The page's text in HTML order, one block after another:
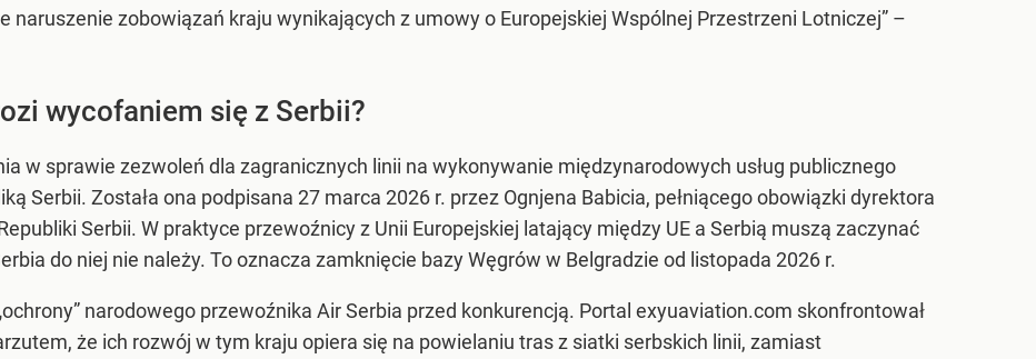
naruszenie zobowiązań kraju wynikających z umowy o Europejskiej Wspólnej Przestrzeni Lotniczej” –
wycofaniem się z Serbii?
w sprawie zezwoleń dla zagranicznych linii na wykonywanie międzynarodowych usług publicznego
Serbii. Została ona podpisana 27 marca 2026 r. przez Ognjena Babicia, pełniącego obowiązki dyrektora
Serbii. W praktyce przewoźnicy z Unii Europejskiej latający między UE a Serbią muszą zaczynać
do niej nie należy. To oznacza zamknięcie bazy Węgrów w Belgradzie od listopada 2026 r.
narodowego przewoźnika Air Serbia przed konkurencją. Portal exyuaviation.com skonfrontował
że ich rozwój w tym kraju opiera się na powielaniu tras z siatki serbskich linii, zamiast